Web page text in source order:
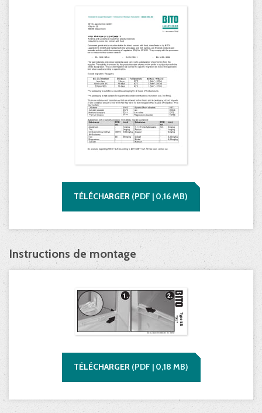
TÉLÉCHARGER (PDF | 0,16MB)
Instructions de montage
TÉLÉCHARGER (PDF | 0,18 MB)